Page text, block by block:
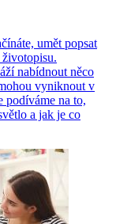
umět popsat
životopisu.
nabídnout něco
vyniknout v
podíváme na to,
a jak je co